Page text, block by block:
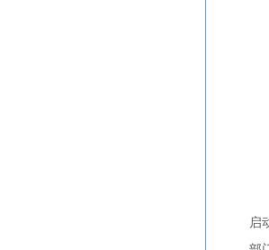
启